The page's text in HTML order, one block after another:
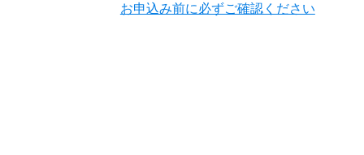
お申込み前に必ずご確認ください